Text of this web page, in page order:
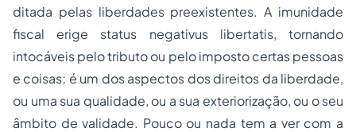
ditada pelas liberdades preexistentes. A imunidade
fiscal erige status negativus libertatis, tornando
intocáveis pelo tributo ou pelo imposto certas pessoas
e coisas; é um dos aspectos dos direitos da liberdade,
ou uma sua qualidade, ou a sua exteriorização, ou o seu
âmbito de validade. Pouco ou nada tem a ver com a